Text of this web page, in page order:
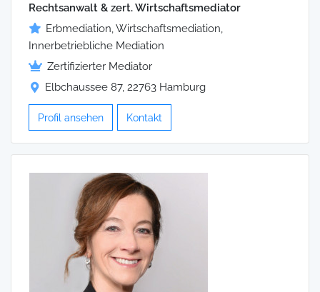
Rechtsanwalt & zert. Wirtschaftsmediator
Erbmediation, Wirtschaftsmediation,
Innerbetriebliche Mediation
Zertifizierter Mediator
Elbchaussee 87, 22763 Hamburg
Profil ansehen Kontakt